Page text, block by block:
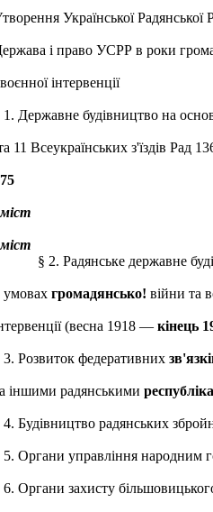
Української Радянської
і право УСРР в роки
інтервенції
1. Державне будівництво на
11 Всеукраїнських з'їздів Рад
§ 2. Радянське державне
умовах громадянсько! війни та
(весна 1918 — кінець
3. Розвиток федеративних
іншими радянськими
4. Будівництво радянських
5. Органи управління народним
6. Органи захисту